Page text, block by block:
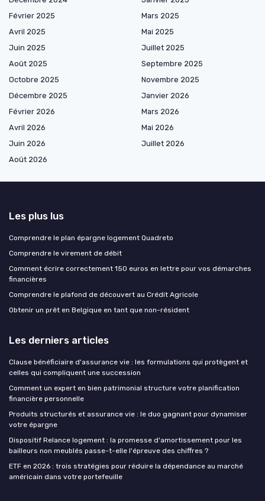
Février 2025
Mars 2025
Avril 2025
Mai 2025
Juin 2025
Juillet 2025
Août 2025
Septembre 2025
Octobre 2025
Novembre 2025
Décembre 2025
Janvier 2026
Février 2026
Mars 2026
Avril 2026
Mai 2026
Juin 2026
Juillet 2026
Août 2026
Les plus lus
Comprendre le plan épargne logement Quadreto
Comprendre le virement de débit
Comment écrire correctement 150 euros en lettre pour vos démarches
financières
Comprendre le plafond de découvert au Crédit Agricole
Obtenir un prêt en Belgique en tant que non-résident
Les derniers articles
Clause bénéficiaire d'assurance vie : les formulations qui protègent et
celles qui compliquent une succession
Comment un expert en bien patrimonial structure votre planification
financière personnelle
Produits structurés et assurance vie : le duo gagnant pour dynamiser
votre épargne
Dispositif Relance logement : la promesse d'amortissement pour les
bailleurs non meublés passe-t-elle l'épreuve des chiffres ?
ETF en 2026 : trois stratégies pour réduire la dépendance au marché
américain dans votre portefeuille